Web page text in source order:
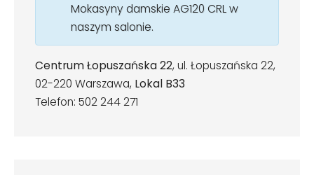
Mokasyny damskie AG120 CRL w
naszym salonie.
Centrum Łopuszańska 22, ul. Łopuszańska 22,
02-220 Warszawa, Lokal B33
Telefon: 502 244 271